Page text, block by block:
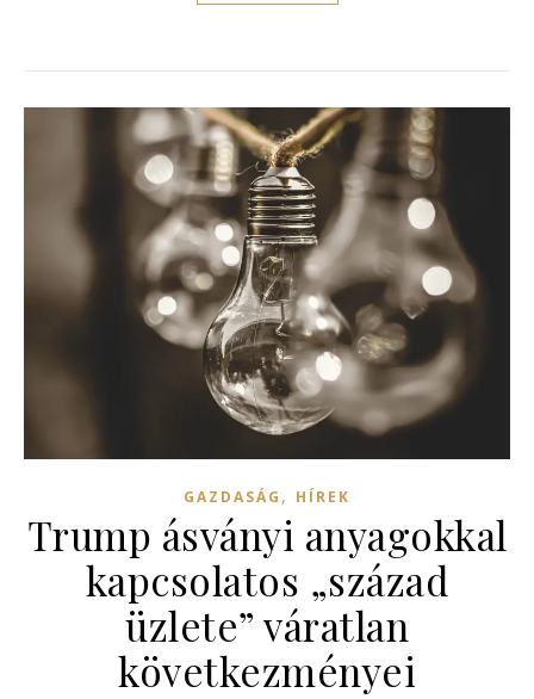
GAZDASÁG , HÍREK
Trump ásványi anyagokkal
kapcsolatos „század
üzlete” váratlan
következményei